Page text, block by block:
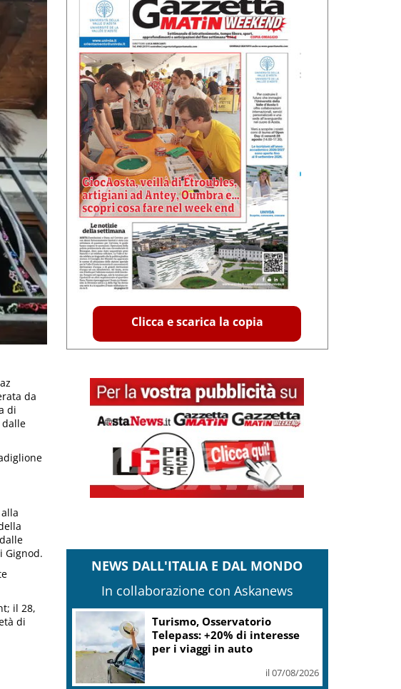
da
di
dalle
Gignod.
il 28,
di
Clicca e scarica la copia
NEWS DALL'ITALIA E DAL MONDO
In collaborazione con Askanews
Turismo, Osservatorio
Telepass: +20% di interesse
per i viaggi in auto
il 07/08/2026